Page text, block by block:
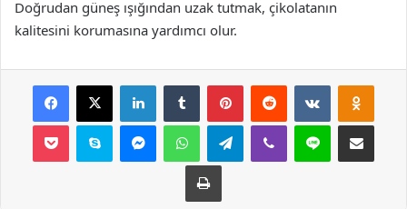
Doğrudan güneş ışığından uzak tutmak, çikolatanın
kalitesini korumasına yardımcı olur.
Facebook
X LinkedInTumblr PinterestReddit VKontakte
Pocket Skype MessengerWhatsAppTelegramViber Line E-Posta ile
Yazdır